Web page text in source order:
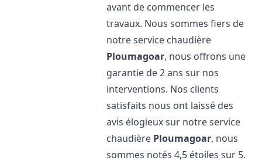
avant de commencer les
travaux. Nous sommes fiers de
notre service chaudière
Ploumagoar, nous offrons une
garantie de 2 ans sur nos
interventions. Nos clients
satisfaits nous ont laissé des
avis élogieux sur notre service
chaudière Ploumagoar, nous
sommes notés 4,5 étoiles sur 5.